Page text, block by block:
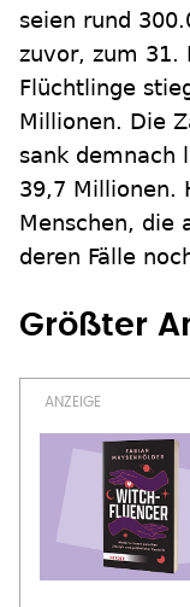
seien rund
zuvor, zum 31.
Flüchtlinge
Millionen. Die
sank demnach
39,7 Millionen.
Menschen, die
deren Fälle
Größter